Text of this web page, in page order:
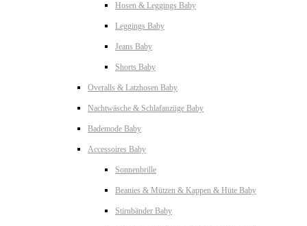
Hosen & Leggings Baby
Leggings Baby
Jeans Baby
Shorts Baby
Overalls & Latzhosen Baby
Nachtwäsche & Schlafanzüge Baby
Bademode Baby
Accessoires Baby
Sonnenbrille
Beanies & Mützen & Kappen & Hüte Baby
Stirnbänder Baby